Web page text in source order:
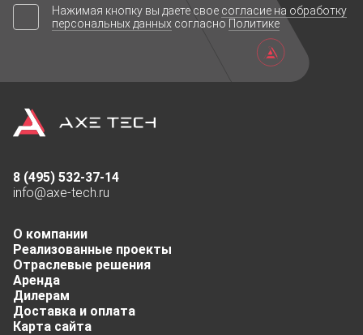
Частота обновления 3840Нц
Тип Интерьерный
Тип обслуживания
Нажимая кнопку вы даете свое согласие на обработку
персональных данных согласно Политике
О компании
Реализованные проекты
Отраслевые решения
Аренда
Дилерам
Доставка и оплата
Карта сайта
8 (495) 532-37-14
info@axe-tech.ru